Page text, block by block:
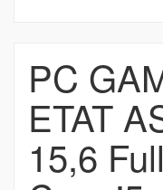
PC
ETAT
15,6